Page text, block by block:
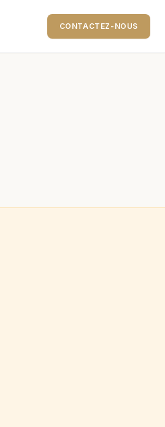
CONTACTEZ-NOUS